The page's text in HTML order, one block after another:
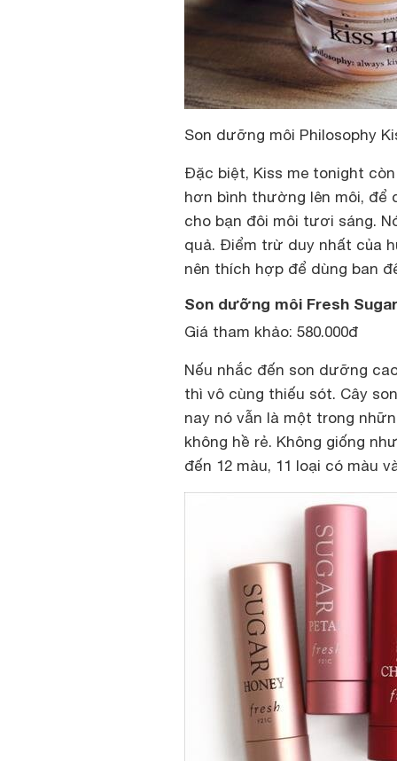
Son dưỡng môi Philosophy
Đặc biệt, Kiss me tonight
hơn bình thường lên môi, để
cho bạn đôi môi tươi sáng.
quả. Điểm trừ duy nhất của
nên thích hợp để dùng ban
Son dưỡng môi Fresh
Giá tham khảo: 580.000đ
Nếu nhắc đến son dưỡng
thì vô cùng thiếu sót. Cây
nay nó vẫn là một trong
không hề rẻ. Không giống
đến 12 màu, 11 loại có màu